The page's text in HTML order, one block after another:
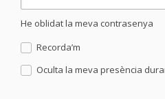
He oblidat la meva contrasenya
Recorda’m
Oculta la meva presència